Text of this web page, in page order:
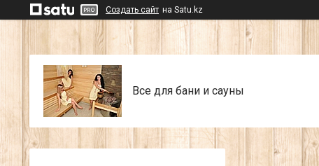
Создать сайт на Satu.kz
Все для бани и сауны